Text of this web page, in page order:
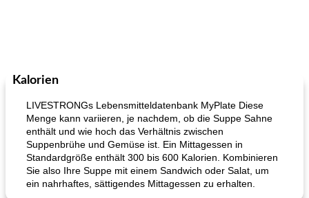
Kalorien
LIVESTRONGs Lebensmitteldatenbank MyPlate Diese
Menge kann variieren, je nachdem, ob die Suppe Sahne
enthält und wie hoch das Verhältnis zwischen
Suppenbrühe und Gemüse ist. Ein Mittagessen in
Standardgröße enthält 300 bis 600 Kalorien. Kombinieren
Sie also Ihre Suppe mit einem Sandwich oder Salat, um
ein nahrhaftes, sättigendes Mittagessen zu erhalten.